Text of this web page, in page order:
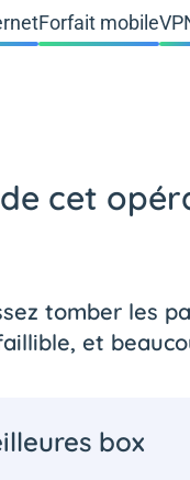
Forfait mobile
cet
tomber les
et
box